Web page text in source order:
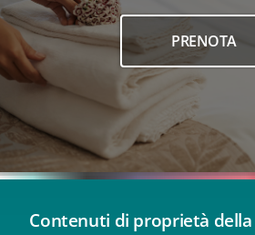
PRENOTA
Contenuti di proprietà della